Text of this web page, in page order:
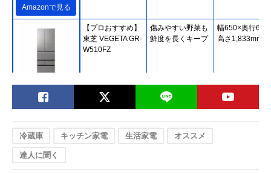
Amazonで見る
Amazonで見る
【プロおすすめ】
東芝 VEGETA GR-
W510FZ
傷みやすい野菜も
鮮度を長くキープ
幅650×奥行
高さ1,833mm
PD28K
冷蔵庫 キッチン家電 生活家電 オススメ
達人に聞く